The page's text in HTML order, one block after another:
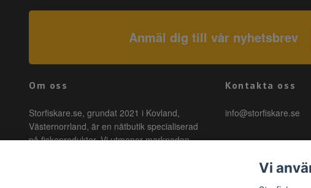
Anmäl dig till vår nyhetsbrev
Om oss
Storfiskare.se, grundat 2021 i Kovland,
Västernorrland, är en nätbutik specialiserad
på fiskeprodukter. Vi utmanar marknaden
Kontakta oss
info@storfiskare.se
Vi